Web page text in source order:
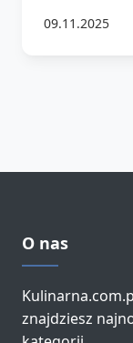
09.11.2025
O nas
znajdziesz